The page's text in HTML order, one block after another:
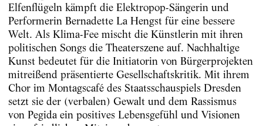
Elfenflügeln kämpft die Elektropop-Sängerin und
Performerin Bernadette La Hengst für eine bessere
Welt. Als Klima-Fee mischt die Künstlerin mit ihren
politischen Songs die Theaterszene auf. Nachhaltige
Kunst bedeutet für die Initiatorin von Bürgerprojekten
mitreißend präsentierte Gesellschaftskritik. Mit ihrem
Chor im Montagscafé des Staatsschauspiels Dresden
setzt sie der (verbalen) Gewalt und dem Rassismus
von Pegida ein positives Lebensgefühl und Visionen